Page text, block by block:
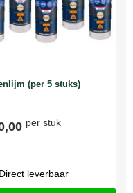
(per 5 stuks)
per stuk
Direct leverbaar